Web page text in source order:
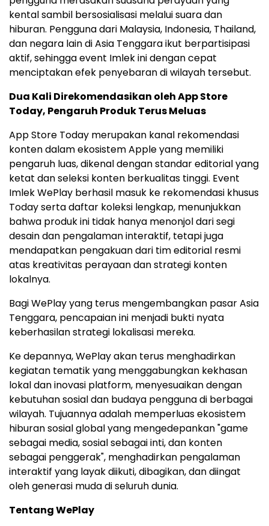
kental sambil bersosialisasi melalui suara dan
hiburan. Pengguna dari Malaysia, Indonesia, Thailand,
dan negara lain di Asia Tenggara ikut berpartisipasi
aktif, sehingga event Imlek ini dengan cepat
menciptakan efek penyebaran di wilayah tersebut.
Dua Kali Direkomendasikan oleh App Store
Today, Pengaruh Produk Terus Meluas
App Store Today merupakan kanal rekomendasi
konten dalam ekosistem Apple yang memiliki
pengaruh luas, dikenal dengan standar editorial yang
ketat dan seleksi konten berkualitas tinggi. Event
Imlek WePlay berhasil masuk ke rekomendasi khusus
Today serta daftar koleksi lengkap, menunjukkan
bahwa produk ini tidak hanya menonjol dari segi
desain dan pengalaman interaktif, tetapi juga
mendapatkan pengakuan dari tim editorial resmi
atas kreativitas perayaan dan strategi konten
lokalnya.
Bagi WePlay yang terus mengembangkan pasar Asia
Tenggara, pencapaian ini menjadi bukti nyata
keberhasilan strategi lokalisasi mereka.
Ke depannya, WePlay akan terus menghadirkan
kegiatan tematik yang menggabungkan kekhasan
lokal dan inovasi platform, menyesuaikan dengan
kebutuhan sosial dan budaya pengguna di berbagai
wilayah. Tujuannya adalah memperluas ekosistem
hiburan sosial global yang mengedepankan "game
sebagai media, sosial sebagai inti, dan konten
sebagai penggerak", menghadirkan pengalaman
interaktif yang layak diikuti, dibagikan, dan diingat
oleh generasi muda di seluruh dunia.
Tentang WePlay